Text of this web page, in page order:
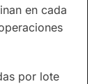
en cada
por lote